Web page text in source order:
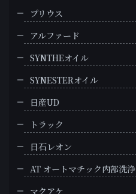
プリウス
アルファード
SYNTHEオイル
SYNESTERオイル
日産UD
トラック
日石レオン
AT オートマチック内部洗浄
マクアケ